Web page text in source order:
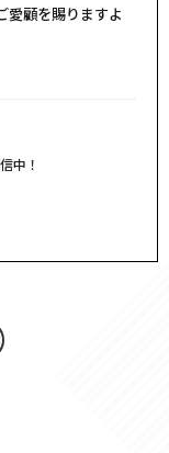
愛顧を賜りますよ
中！